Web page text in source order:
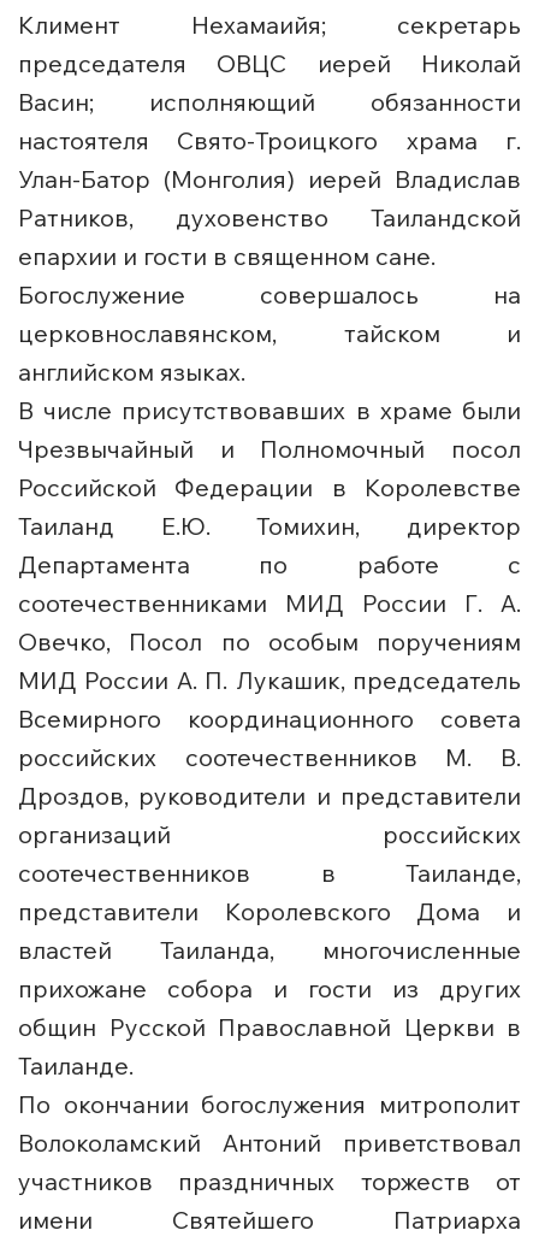
Климент Нехамаийя; секретарь
председателя ОВЦС иерей Николай
Васин; исполняющий обязанности
настоятеля Свято-Троицкого храма г.
Улан-Батор (Монголия) иерей Владислав
Ратников, духовенство Таиландской
епархии и гости в священном сане.
Богослужение совершалось на
церковнославянском, тайском и
английском языках.
В числе присутствовавших в храме были
Чрезвычайный и Полномочный посол
Российской Федерации в Королевстве
Таиланд Е.Ю. Томихин, директор
Департамента по работе с
соотечественниками МИД России Г. А.
Овечко, Посол по особым поручениям
МИД России А. П. Лукашик, председатель
Всемирного координационного совета
российских соотечественников М. В.
Дроздов, руководители и представители
организаций российских
соотечественников в Таиланде,
представители Королевского Дома и
властей Таиланда, многочисленные
прихожане собора и гости из других
общин Русской Православной Церкви в
Таиланде.
По окончании богослужения митрополит
Волоколамский Антоний приветствовал
участников праздничных торжеств от
имени Святейшего Патриарха